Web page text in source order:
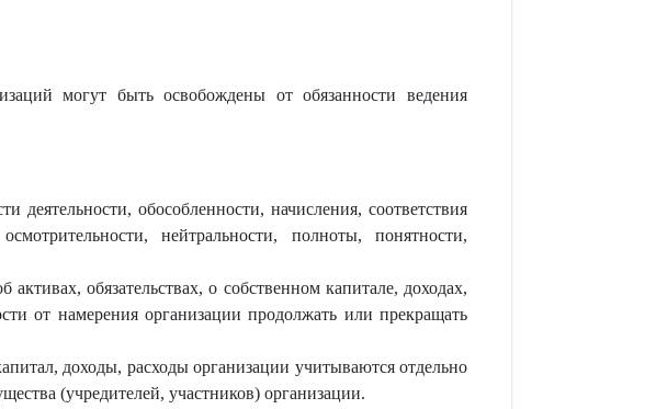
могут быть освобождены от обязанности ведения
обособленности, начисления, соответствия
нейтральности, полноты, понятности,
обязательствах, о собственном капитале, доходах,
от намерения организации продолжать или прекращать
доходы, расходы организации учитываются отдельно
(учредителей, участников) организации.